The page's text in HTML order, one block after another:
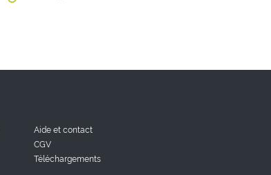
Aide et contact
CGV
Téléchargements